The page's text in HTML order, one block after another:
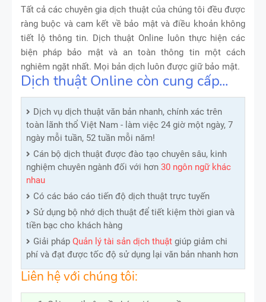
Tất cả các chuyên gia dịch thuật của chúng tôi đều được
ràng buộc và cam kết về bảo mật và điều khoản không
tiết lộ thông tin. Dịch thuật Online luôn thực hiện các
biện pháp bảo mật và an toàn thông tin một cách
nghiêm ngặt nhất. Mọi bản dịch luôn được giữ bảo mật.
Dịch thuật Online còn cung cấp...
Dịch vụ dịch thuật văn bản nhanh, chính xác trên
toàn lãnh thổ Việt Nam - làm việc 24 giờ một ngày, 7
ngày mỗi tuần, 52 tuần mỗi năm!
Cán bộ dịch thuật được đào tạo chuyên sâu, kinh
nghiệm chuyên ngành đối với hơn 30 ngôn ngữ khác
nhau
Có các báo cáo tiến độ dịch thuật trực tuyến
Sử dụng bộ nhớ dịch thuật để tiết kiệm thời gian và
tiền bạc cho khách hàng
Giải pháp Quản lý tài sản dịch thuật giúp giảm chi
phí và đạt được tốc độ sử dụng lại văn bản nhanh hơn
Liên hệ với chúng tôi: